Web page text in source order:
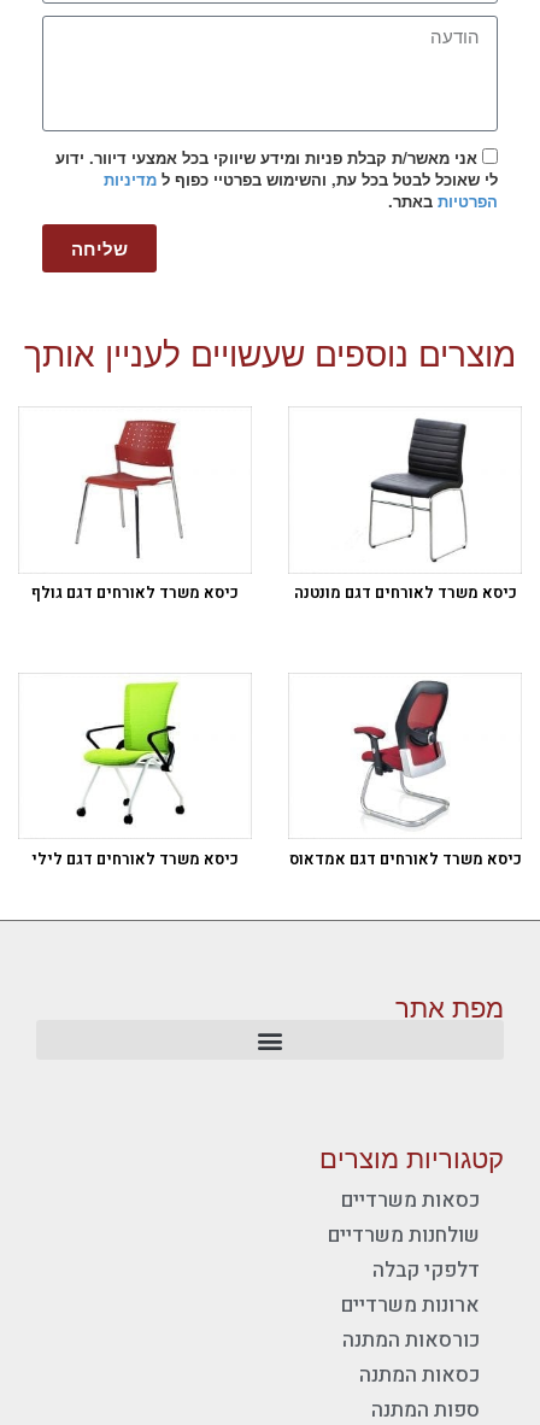
אני מאשר/ת קבלת פניות ומידע שיווקי בכל אמצעי דיוור. ידוע
לי שאוכל לבטל בכל עת, והשימוש בפרטיי כפוף ל מדיניות
הפרטיות באתר.
שליחה
מוצרים נוספים שעשויים לעניין אותך
כיסא משרד לאורחים דגם מונטנה כיסא משרד לאורחים דגם גולף
כיסא משרד לאורחים דגם אמדאוס כיסא משרד לאורחים דגם לילי
מפת אתר
קטגוריות מוצרים
כסאות משרדיים
שולחנות משרדיים
דלפקי קבלה
ארונות משרדיים
כורסאות המתנה
כסאות המתנה
ספות המתנה